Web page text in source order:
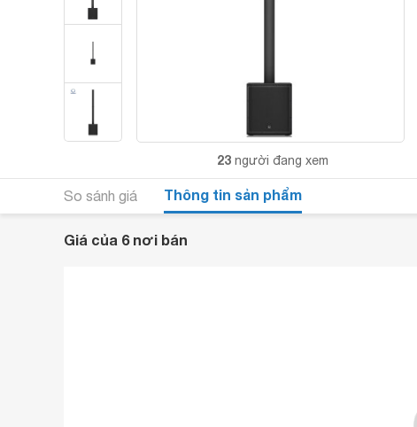
23 người đang xem
So sánh giá Thông tin sản phẩm
Giá của 6 nơi bán